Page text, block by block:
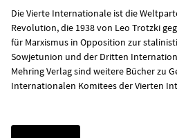
Die Vierte Internationale ist die
Revolution, die 1938 von Leo Trotzki
für Marxismus in Opposition zur
Sowjetunion und der Dritten
Mehring Verlag sind weitere Bücher zu
Internationalen Komitees der Vierten